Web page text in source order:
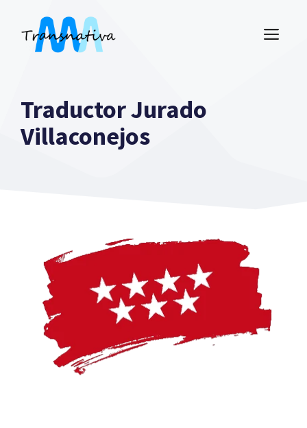
contenido
Traductor Jurado
Villaconejos